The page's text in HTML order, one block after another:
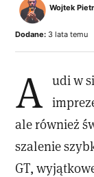
Wojtek
Dodane: 3 lata temu
A udi w
ale również
szalenie
GT,